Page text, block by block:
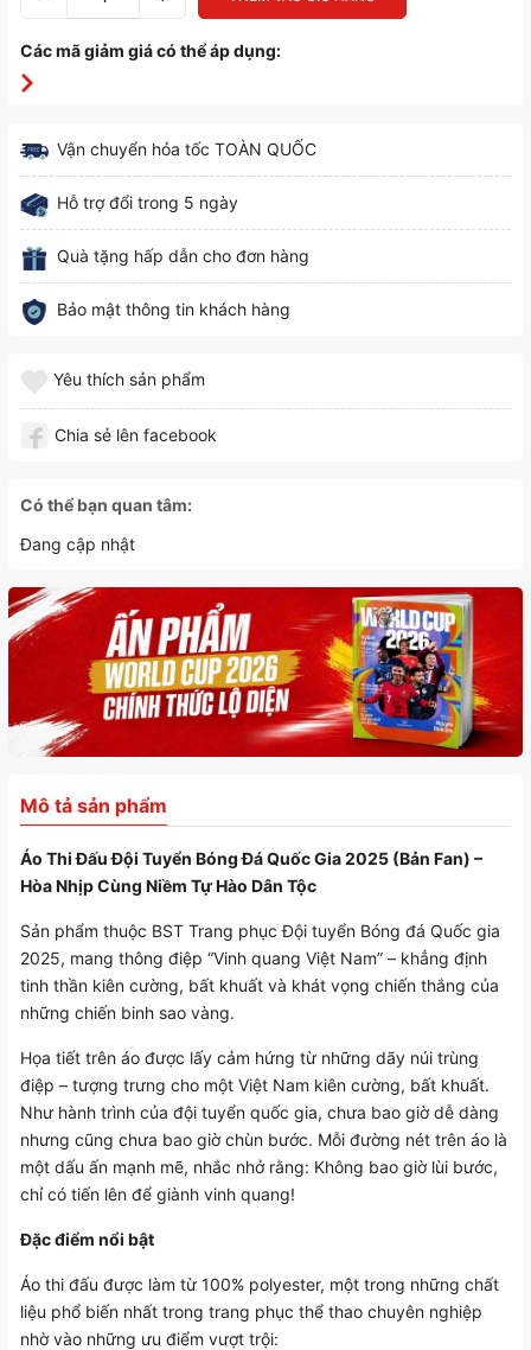
Các mã giảm giá có thể áp dụng:
Vận chuyển hỏa tốc TOÀN QUỐC
Hỗ trợ đổi trong 5 ngày
Quà tặng hấp dẫn cho đơn hàng
Bảo mật thông tin khách hàng
Yêu thích sản phẩm
Chia sẻ lên facebook
Có thể bạn quan tâm:
Đang cập nhật
Mô tả sản phẩm
Áo Thi Đấu Đội Tuyển Bóng Đá Quốc Gia 2025 (Bản Fan) –
Hòa Nhịp Cùng Niềm Tự Hào Dân Tộc
Sản phẩm thuộc BST Trang phục Đội tuyển Bóng đá Quốc gia
2025, mang thông điệp “Vinh quang Việt Nam” – khẳng định
tinh thần kiên cường, bất khuất và khát vọng chiến thắng của
những chiến binh sao vàng.
Họa tiết trên áo được lấy cảm hứng từ những dãy núi trùng
điệp – tượng trưng cho một Việt Nam kiên cường, bất khuất.
Như hành trình của đội tuyển quốc gia, chưa bao giờ dễ dàng
nhưng cũng chưa bao giờ chùn bước. Mỗi đường nét trên áo là
một dấu ấn mạnh mẽ, nhắc nhở rằng: Không bao giờ lùi bước,
chỉ có tiến lên để giành vinh quang!
Đặc điểm nổi bật
Áo thi đấu được làm từ 100% polyester, một trong những chất
liệu phổ biến nhất trong trang phục thể thao chuyên nghiệp
nhờ vào những ưu điểm vượt trội: